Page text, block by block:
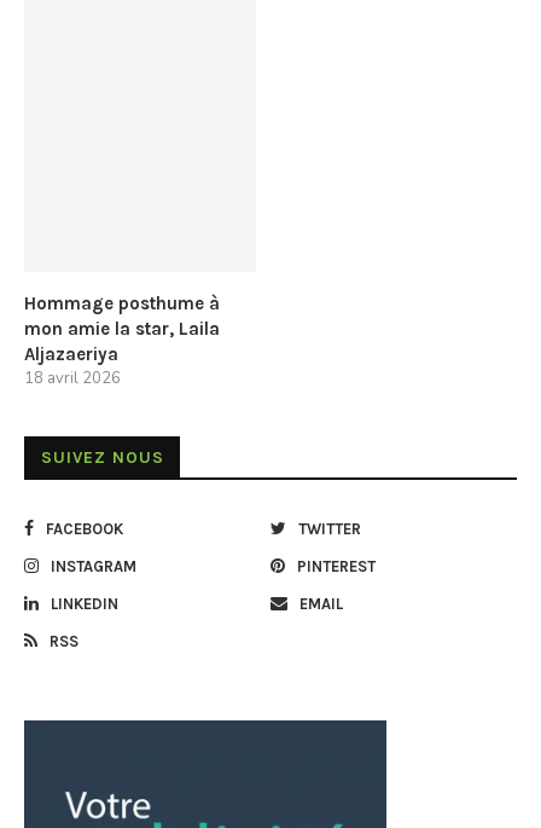
Hommage posthume à
mon amie la star, Laila
Aljazaeriya
18 avril 2026
SUIVEZ NOUS
FACEBOOK TWITTER
INSTAGRAM PINTEREST
LINKEDIN EMAIL
RSS